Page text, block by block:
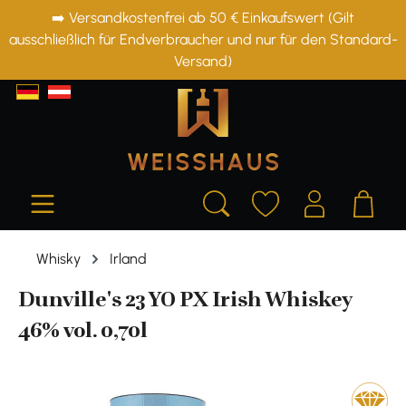
springen
➡️ Versandkostenfrei ab 50 € Einkaufswert (Gilt
ausschließlich für Endverbraucher und nur für den Standard-
Versand)
Whisky Irland
Dunville's 23 YO PX Irish Whiskey
46% vol. 0,70l